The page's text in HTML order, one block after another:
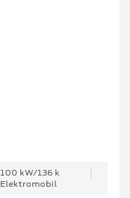
100 kW/136 k
Elektromobil